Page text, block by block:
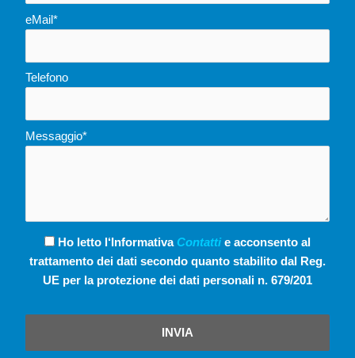
eMail*
Telefono
Messaggio*
Ho letto l‘Informativa Contattie acconsento al
trattamento dei dati secondo quanto stabilito dal Reg.
UE per la protezione dei dati personali n. 679/201
INVIA